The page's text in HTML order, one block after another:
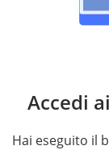
Accedi
Hai eseguito il